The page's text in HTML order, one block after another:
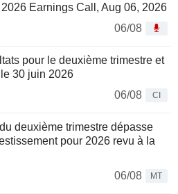
Earnings Call, Aug 06, 2026
06/08
pour le deuxième trimestre et
30 juin 2026
06/08
CI
deuxième trimestre dépasse
pour 2026 revu à la
06/08
MT